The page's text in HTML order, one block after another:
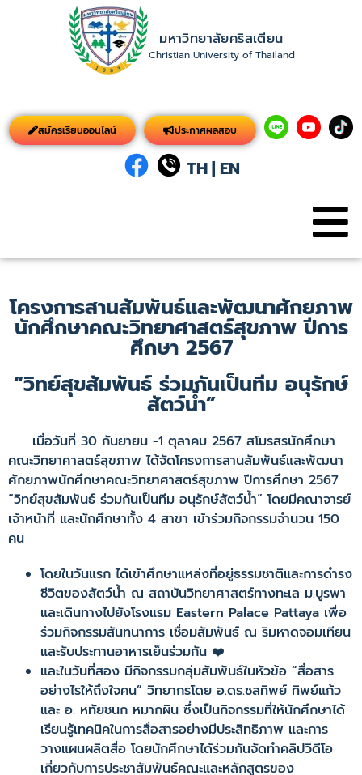
มหาวิทยาลัยคริสเตียน
Christian University of Thailand
สมัครเรียนออนไลน์ ประกาศผลสอบ
TH| EN
โครงการสานสัมพันธ์และพัฒนาศักยภาพ
นักศึกษาคณะวิทยาศาสตร์สุขภาพ ปีการ
ศึกษา 2567
“วิทย์สุขสัมพันธ์ ร่วมกันเป็นทีม อนุรักษ์
สัตว์น้ำ”
เมื่อวันที่ 30 กันยายน -1 ตุลาคม 2567 สโมรสรนักศึกษา
คณะวิทยาศาสตร์สุขภาพ ได้จัดโครงการสานสัมพันธ์และพัฒนา
ศักยภาพนักศึกษาคณะวิทยาศาสตร์สุขภาพ ปีการศึกษา 2567
“วิทย์สุขสัมพันธ์ ร่วมกันเป็นทีม อนุรักษ์สัตว์น้ำ” โดยมีคณาจารย์
เจ้าหน้าที่ และนักศึกษาทั้ง 4 สาขา เข้าร่วมกิจกรรมจำนวน 150
คน
โดยในวันแรก ได้เข้าศึกษาแหล่งที่อยู่ธรรมชาติและการดำรง
ชีวิตของสัตว์น้ำ ณ สถาบันวิทยาศาสตร์ทางทะเล ม.บูรพา
และเดินทางไปยังโรงแรม Eastern Palace Pattaya เพื่อ
ร่วมกิจกรรมสันทนาการ เชื่อมสัมพันธ์ ณ ริมหาดจอมเทียน
และรับประทานอาหารเย็นร่วมกัน ❤️
และในวันที่สอง มีกิจกรรมกลุ่มสัมพันธ์ในหัวข้อ “สื่อสาร
อย่างไรให้ถึงใจคน” วิทยากรโดย อ.ดร.ชลทิพย์ ทิพย์แก้ว
และ อ. หทัยชนก หมากผิน ซึ่งเป็นกิจกรรมที่ให้นักศึกษา​ได้
เรียนรู้เทคนิคในการสื่อสารอย่างมีประสิทธิภาพ​ และการ
วางแผนผลิตสื่อ โดยนักศึกษาได้ร่วมกันจัดทำคลิปวิดีโอ
เกี่ยวกับการประชาสัมพันธ์คณะและหลักสูตรของ